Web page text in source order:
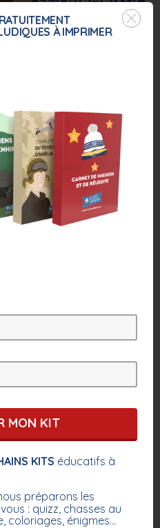
À IMPRIMER
MON KIT
KITS éducatifs à
préparons les
: quizz, chasses au
coloriages, énigmes...